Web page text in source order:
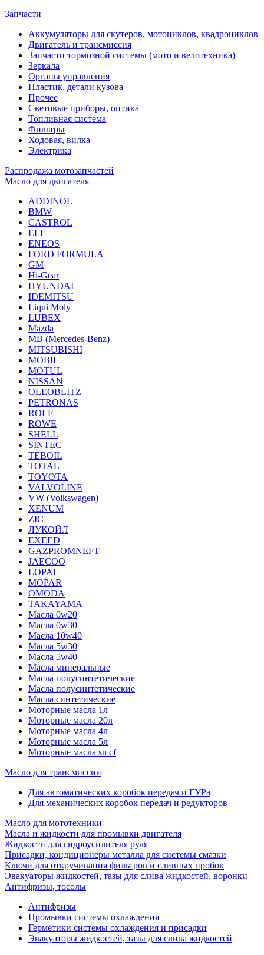
Запчасти
Аккумуляторы для скутеров, мотоциклов, квадроциклов
Двигатель и трансмиссия
Запчасти тормозной системы (мото и велотехника)
Зеркала
Органы управления
Пластик, детали кузова
Прочее
Световые приборы, оптика
Топливная система
Фильтры
Ходовая, вилка
Электрика
Распродажа мотозапчастей
Масло для двигателя
ADDINOL
BMW
CASTROL
ELF
ENEOS
FORD FORMULA
GM
Hi-Gear
HYUNDAI
IDEMITSU
Liqui Moly
LUBEX
Mazda
MB (Mercedes-Вenz)
MITSUBISHI
MOBIL
MOTUL
NISSAN
OLEOBLITZ
PETRONAS
ROLF
ROWE
SHELL
SINTEC
TEBOIL
TOTAL
TOYOTA
VALVOLINE
VW (Volkswagen)
XENUM
ZIC
ЛУКОЙЛ
EXEED
GAZPROMNEFT
JAECOO
LOPAL
MOPAR
OMODA
TAKAYAMA
Масла 0w20
Масла 0w30
Масла 10w40
Масла 5w30
Масла 5w40
Масла минеральные
Масла полусинтетические
Масла полусинтетические
Масла синтетические
Моторные масла 1л
Моторные масла 20л
Моторные масла 4л
Моторные масла 5л
Моторные масла sn cf
Масло для трансмиссии
Для автоматических коробок передач и ГУРа
Для механических коробок передач и редукторов
Масло для мототехники
Масла и жидкости для промывки двигателя
Жидкости для гидроусилителя руля
Присадки, кондиционеры металла для системы смазки
Ключи для откручивания фильтров и сливных пробок
Эвакуаторы жидкостей, тазы для слива жидкостей, воронки
Антифризы, тосолы
Антифризы
Промывки системы охлаждения
Герметики системы охлаждения и присадки
Эвакуаторы жидкостей, тазы для слива жидкостей